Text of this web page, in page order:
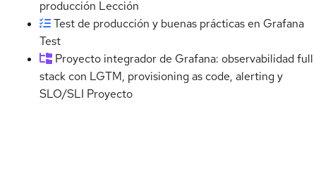
producción Lección
Test de producción y buenas prácticas en Grafana
Test
Proyecto integrador de Grafana: observabilidad full
stack con LGTM, provisioning as code, alerting y
SLO/SLI Proyecto